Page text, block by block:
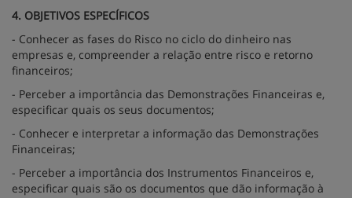
4. OBJETIVOS ESPECÍFICOS
- Conhecer as fases do Risco no ciclo do dinheiro nas
empresas e, compreender a relação entre risco e retorno
financeiros;
- Perceber a importância das Demonstrações Financeiras e,
especificar quais os seus documentos;
- Conhecer e interpretar a informação das Demonstrações
Financeiras;
- Perceber a importância dos Instrumentos Financeiros e,
especificar quais são os documentos que dão informação à